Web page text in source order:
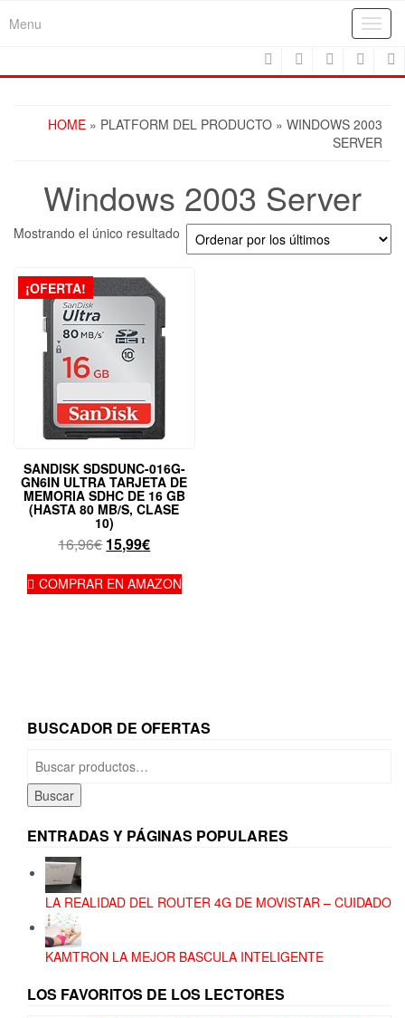
Menu
HOME » PLATFORM DEL PRODUCTO » WINDOWS 2003
SERVER
Windows 2003 Server
Mostrando el único resultado
¡OFERTA!
SANDISK SDSDUNC-016G-
GN6IN ULTRA TARJETA DE
MEMORIA SDHC DE 16 GB
(HASTA 80 MB/S, CLASE
10)
16,96€ El
original
15,99€El
actual
COMPRAR EN AMAZON
BUSCADOR DE OFERTAS
por:
Buscar
ENTRADAS Y PÁGINAS POPULARES
LA REALIDAD DEL ROUTER 4G DE MOVISTAR – CUIDADO
KAMTRON LA MEJOR BASCULA INTELIGENTE
LOS FAVORITOS DE LOS LECTORES